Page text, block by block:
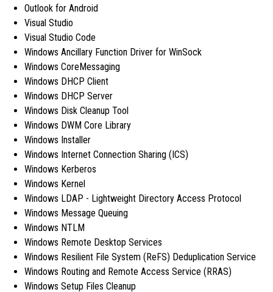
Outlook for Android
Visual Studio
Visual Studio Code
Windows Ancillary Function Driver for WinSock
Windows CoreMessaging
Windows DHCP Client
Windows DHCP Server
Windows Disk Cleanup Tool
Windows DWM Core Library
Windows Installer
Windows Internet Connection Sharing (ICS)
Windows Kerberos
Windows Kernel
Windows LDAP - Lightweight Directory Access Protocol
Windows Message Queuing
Windows NTLM
Windows Remote Desktop Services
Windows Resilient File System (ReFS) Deduplication Service
Windows Routing and Remote Access Service (RRAS)
Windows Setup Files Cleanup